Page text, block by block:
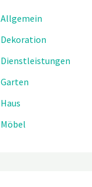
n
a
c
h
:
Allgemein
Dekoration
Dienstleistungen
Garten
Haus
Möbel